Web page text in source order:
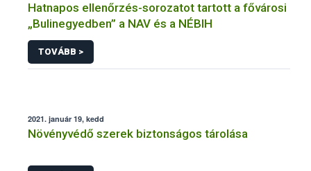
Hatnapos ellenőrzés-sorozatot tartott a fővárosi
„Bulinegyedben” a NAV és a NÉBIH
TOVÁBB >
2021. január 19, kedd
Növényvédő szerek biztonságos tárolása